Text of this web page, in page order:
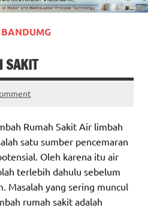
SAKIT
Rumah Sakit Air limbah
satu sumber pencemaran
Oleh karena itu air
terlebih dahulu sebelum
Masalah yang sering muncul
rumah sakit adalah